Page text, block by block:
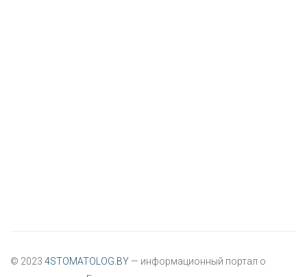
© 2023 4STOMATOLOG.BY — информационный портал о